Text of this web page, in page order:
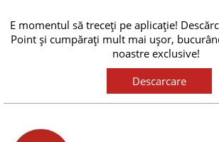
E momentul să treceți pe aplicație!
Point și cumpărați mult mai ușor,
noastre exclusive!
Descarcare